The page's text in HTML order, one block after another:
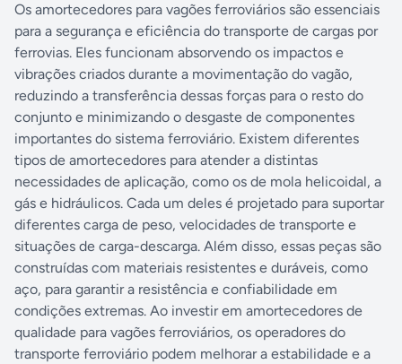
Os amortecedores para vagões ferroviários são essenciais
para a segurança e eficiência do transporte de cargas por
ferrovias. Eles funcionam absorvendo os impactos e
vibrações criados durante a movimentação do vagão,
reduzindo a transferência dessas forças para o resto do
conjunto e minimizando o desgaste de componentes
importantes do sistema ferroviário. Existem diferentes
tipos de amortecedores para atender a distintas
necessidades de aplicação, como os de mola helicoidal, a
gás e hidráulicos. Cada um deles é projetado para suportar
diferentes carga de peso, velocidades de transporte e
situações de carga-descarga. Além disso, essas peças são
construídas com materiais resistentes e duráveis, como
aço, para garantir a resistência e confiabilidade em
condições extremas. Ao investir em amortecedores de
qualidade para vagões ferroviários, os operadores do
transporte ferroviário podem melhorar a estabilidade e a